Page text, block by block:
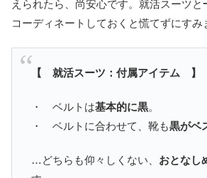
えられたら、尚安心です。就活スーツと
コーディネートしておくと慌てずにすみ
【 就活スーツ：付属アイテム 】
・ ベルトは基本的に黒。
・ ベルトに合わせて、靴も黒がベ
…どちらも仰々しくない、 おとなし